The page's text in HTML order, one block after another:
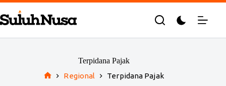
Skip
to
content
Terpidana Pajak
Regional Terpidana Pajak